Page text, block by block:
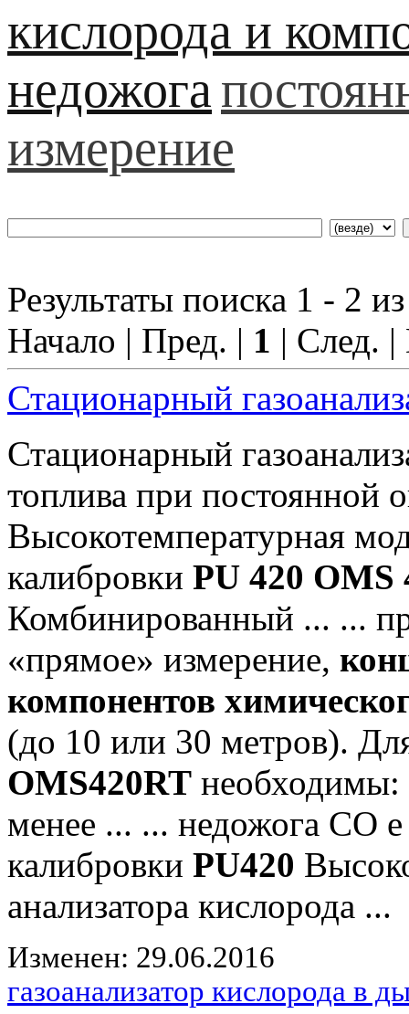
кислорода и
недожога
измерение
Результаты поиска 1 - 2
Начало | Пред. | 1 | След.
Стационарный
Стационарный
топлива при постоянной
Высокотемпературная
калибровки PU 420 OMS
Комбинированный ... ...
«прямое» измерение,
компонентов
(до 10 или 30 метров).
OMS420RT необходимы:
менее ... ... недожога СО
калибровки PU420
анализатора кислорода ...
Изменен: 29.06.2016
газоанализатор кислорода в